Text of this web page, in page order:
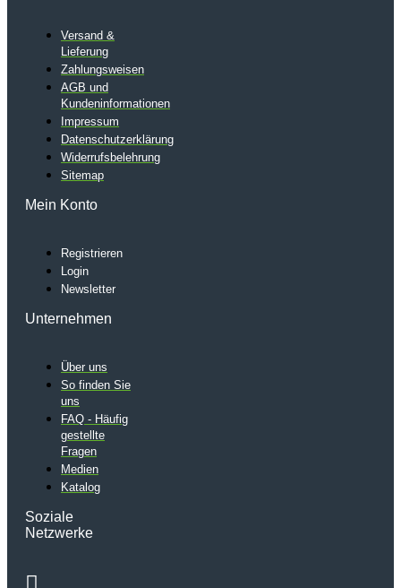
Versand &
Lieferung
Zahlungsweisen
AGB und
Kundeninformationen
Impressum
Datenschutzerklärung
Widerrufsbelehrung
Sitemap
Mein Konto
Registrieren
Login
Newsletter
Unternehmen
Über uns
So finden Sie
uns
FAQ - Häufig
gestellte
Fragen
Medien
Katalog
Soziale
Netzwerke